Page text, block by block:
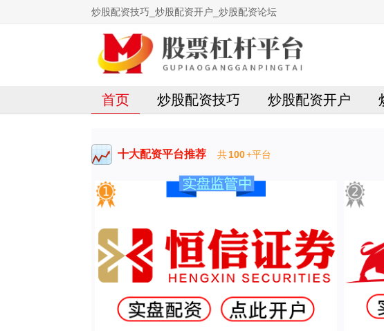
炒股配资技巧_炒股配资开户_炒股配资论坛
首页 炒股配资技巧 炒股配资开户
十大配资平台推荐 共100+平台